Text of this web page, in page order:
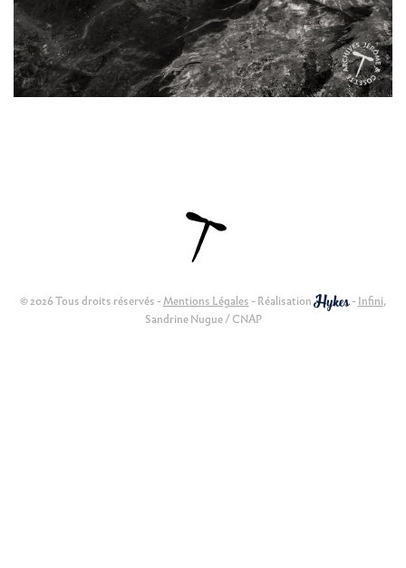
© 2026 Tous droits réservés -Mentions Légales - Réalisation - Infini,
Sandrine Nugue / CNAP